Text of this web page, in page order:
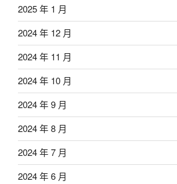
2025 年 1 月
2024 年 12 月
2024 年 11 月
2024 年 10 月
2024 年 9 月
2024 年 8 月
2024 年 7 月
2024 年 6 月